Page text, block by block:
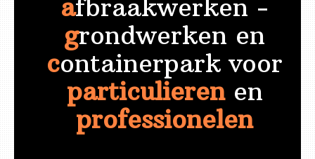
afbraakwerken -
grondwerken en
containerpark voor
particulierenen
professionelen